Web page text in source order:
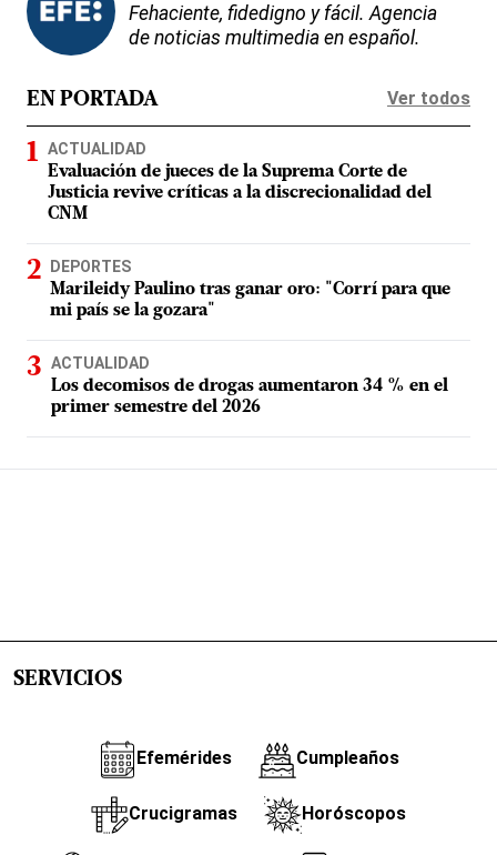
Fehaciente, fidedigno y fácil. Agencia
de noticias multimedia en español.
EN PORTADA Ver todos
ACTUALIDAD
Evaluación de jueces de la Suprema Corte de
Justicia revive críticas a la discrecionalidad del
CNM
DEPORTES
Marileidy Paulino tras ganar oro: "Corrí para que
mi país se la gozara"
ACTUALIDAD
Los decomisos de drogas aumentaron 34 % en el
primer semestre del 2026
SERVICIOS
Efemérides Cumpleaños
Crucigramas Horóscopos